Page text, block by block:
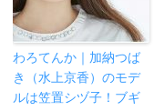
わろてんか｜加納つば
き（水上京香）のモデ
ルは笠置シヅ子！ブギ